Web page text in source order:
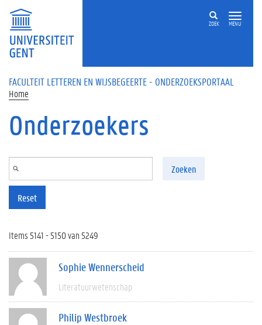
Overslaan en naar de inhoud gaan
ZOEK MENU
FACULTEIT LETTEREN EN WIJSBEGEERTE - ONDERZOEKSPORTAAL
Home
Onderzoekers
Zoeken
Reset
Items 5141 - 5150 van 5249
Sophie Wennerscheid
Literatuurwetenschap
Philip Westbroek